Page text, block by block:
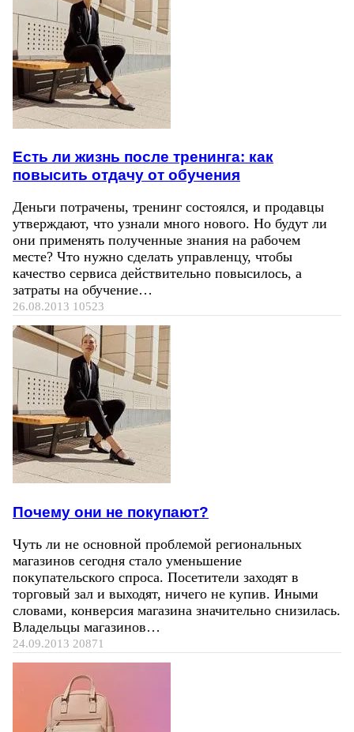
Есть ли жизнь после тренинга: как
повысить отдачу от обучения
Деньги потрачены, тренинг состоялся, и продавцы
утверждают, что узнали много нового. Но будут ли
они применять полученные знания на рабочем
месте? Что нужно сделать управленцу, чтобы
качество сервиса действительно повысилось, а
затраты на обучение…
26.08.2013 10523
Почему они не покупают?
Чуть ли не основной проблемой региональных
магазинов сегодня стало уменьшение
покупательского спроса. Посетители заходят в
торговый зал и выходят, ничего не купив. Иными
словами, конверсия магазина значительно снизилась.
Владельцы магазинов…
24.09.2013 20871